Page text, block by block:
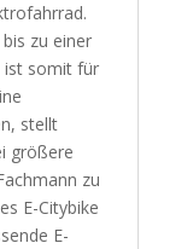
zu einer
ist somit für
stellt
größere
zu
E-Citybike
E-